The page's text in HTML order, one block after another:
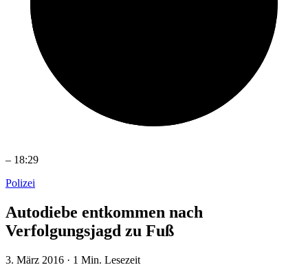
– 18:29
Polizei
Autodiebe entkommen nach
Verfolgungsjagd zu Fuß
3. März 2016 · 1 Min. Lesezeit